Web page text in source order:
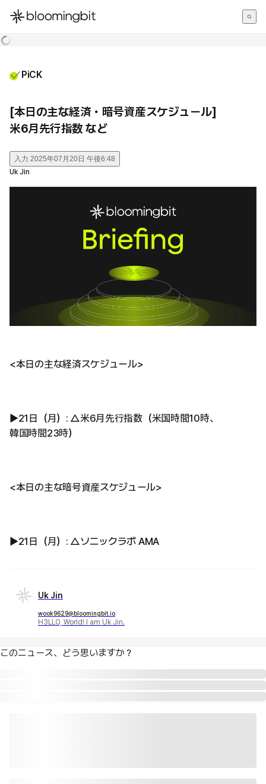
한국어
PiCK
[本日の主な経済・暗号資産スケジュール]
米6月先行指数 など
入力 2025年07月20日 午後6:48
Uk Jin
<本日の主な経済スケジュール>
▶21日（月）: △米6月先行指数（米国時間10時、
韓国時間23時）
<本日の主な暗号資産スケジュール>
▶21日（月）: △ソニックラボ AMA
Uk Jin
wook9629@bloomingbit.io
H3LLO, World! I am Uk Jin.
このニュース、どう思いますか？